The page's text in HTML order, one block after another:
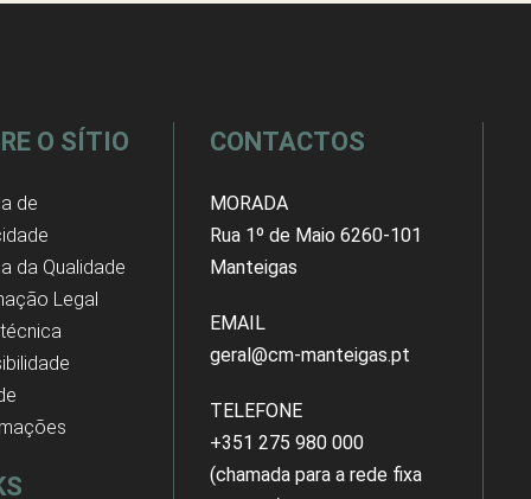
O SÍTIO
de
da Qualidade
Legal
CONTACTOS
MORADA
Rua 1º de Maio 6260-101
Manteigas
EMAIL
geral@cm-manteigas.pt
TELEFONE
+351 275 980 000
(chamada para a rede fixa